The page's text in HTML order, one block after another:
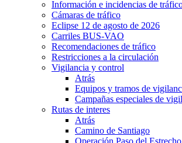
Información e incidencias de
Cámaras de tráfico
Eclipse 12 de agosto de 2026
Carriles BUS-VAO
Recomendaciones de tráfico
Restricciones a la circulación
Vigilancia y control
Atrás
Equipos y tramos de
Campañas especiales de
Rutas de interes
Atrás
Camino de Santiago